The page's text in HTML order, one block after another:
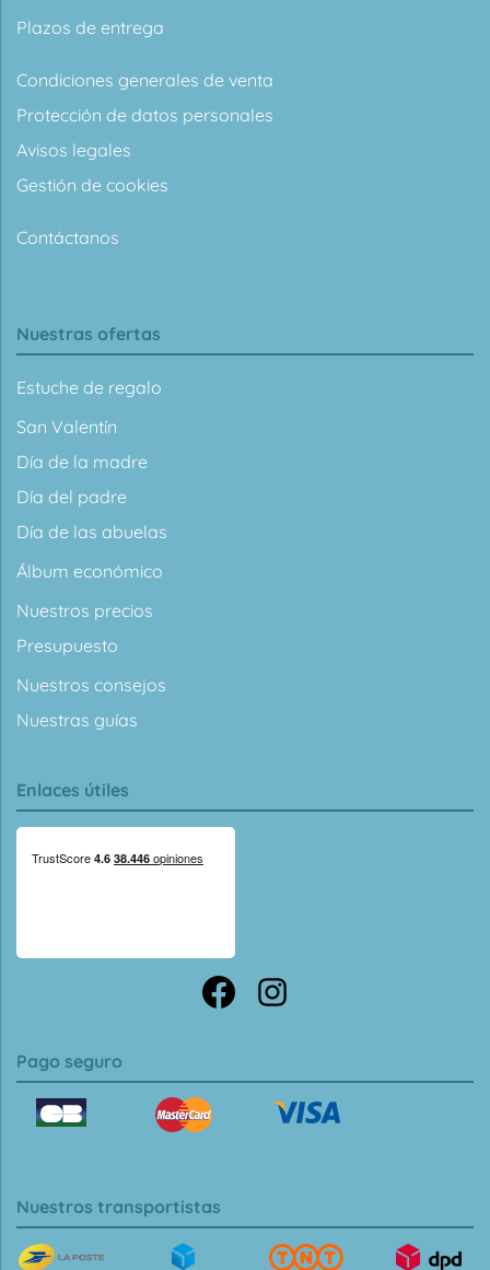
Plazos de entrega
Condiciones generales de venta
Protección de datos personales
Avisos legales
Gestión de cookies
Contáctanos
Nuestras ofertas
Estuche de regalo
San Valentín
Día de la madre
Día del padre
Día de las abuelas
Álbum económico
Nuestros precios
Presupuesto
Nuestros consejos
Nuestras guías
Enlaces útiles
Pago seguro
Nuestros transportistas